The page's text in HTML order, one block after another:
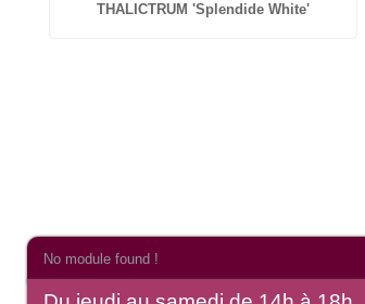
THALICTRUM 'Splendide White'
No module found !